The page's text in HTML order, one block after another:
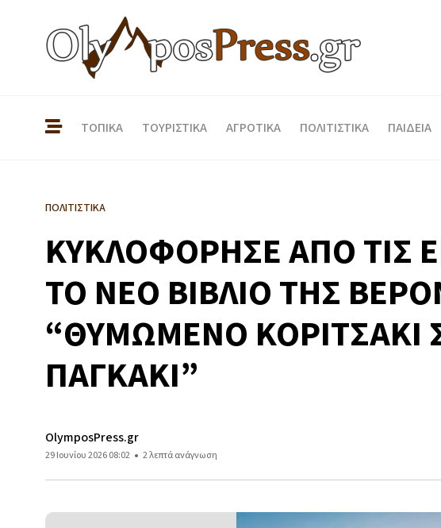
ΤΟΠΙΚΑ ΤΟΥΡΙΣΤΙΚΑ ΑΓΡΟΤΙΚΑ ΠΟΛΙΤΙΣΤΙΚΑ ΠΑΙΔΕΙΑ
ΠΟΛΙΤΙΣΤΙΚΑ
ΚΥΚΛΟΦΟΡΗΣΕ ΑΠΟ ΤΙΣ
ΤΟ ΝΕΟ ΒΙΒΛΙΟ ΤΗΣ
“ΘΥΜΩΜΕΝΟ ΚΟΡΙΤΣΑΚΙ
ΠΑΓΚΑΚΙ”
OlymposPress.gr
29 Ιουνίου 2026 08:02 2 λεπτά ανάγνωση